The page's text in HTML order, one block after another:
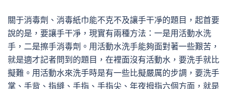
關于消毒劑、消毒紙巾能不克不及讓手干凈的題目，起首要
說的是，要讓手干凈，現實有兩種方法：一是用活動水洗
手，二是擦手消毒劑。用活動水洗手能夠面對著一些艱苦，
就是適才記者問到的題目，在裡面沒有活動水，要洗手就比
擬難。用活動水來洗手時是有一些比擬嚴厲的步調，要洗手
掌、手背、指縫、手指、手指尖、年夜拇指六個方面，就是